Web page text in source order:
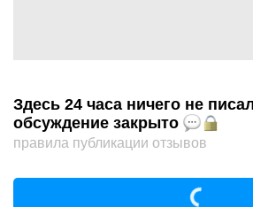
Здесь 24 часа ничего не
обсуждение закрыто
правила публикации отзывов